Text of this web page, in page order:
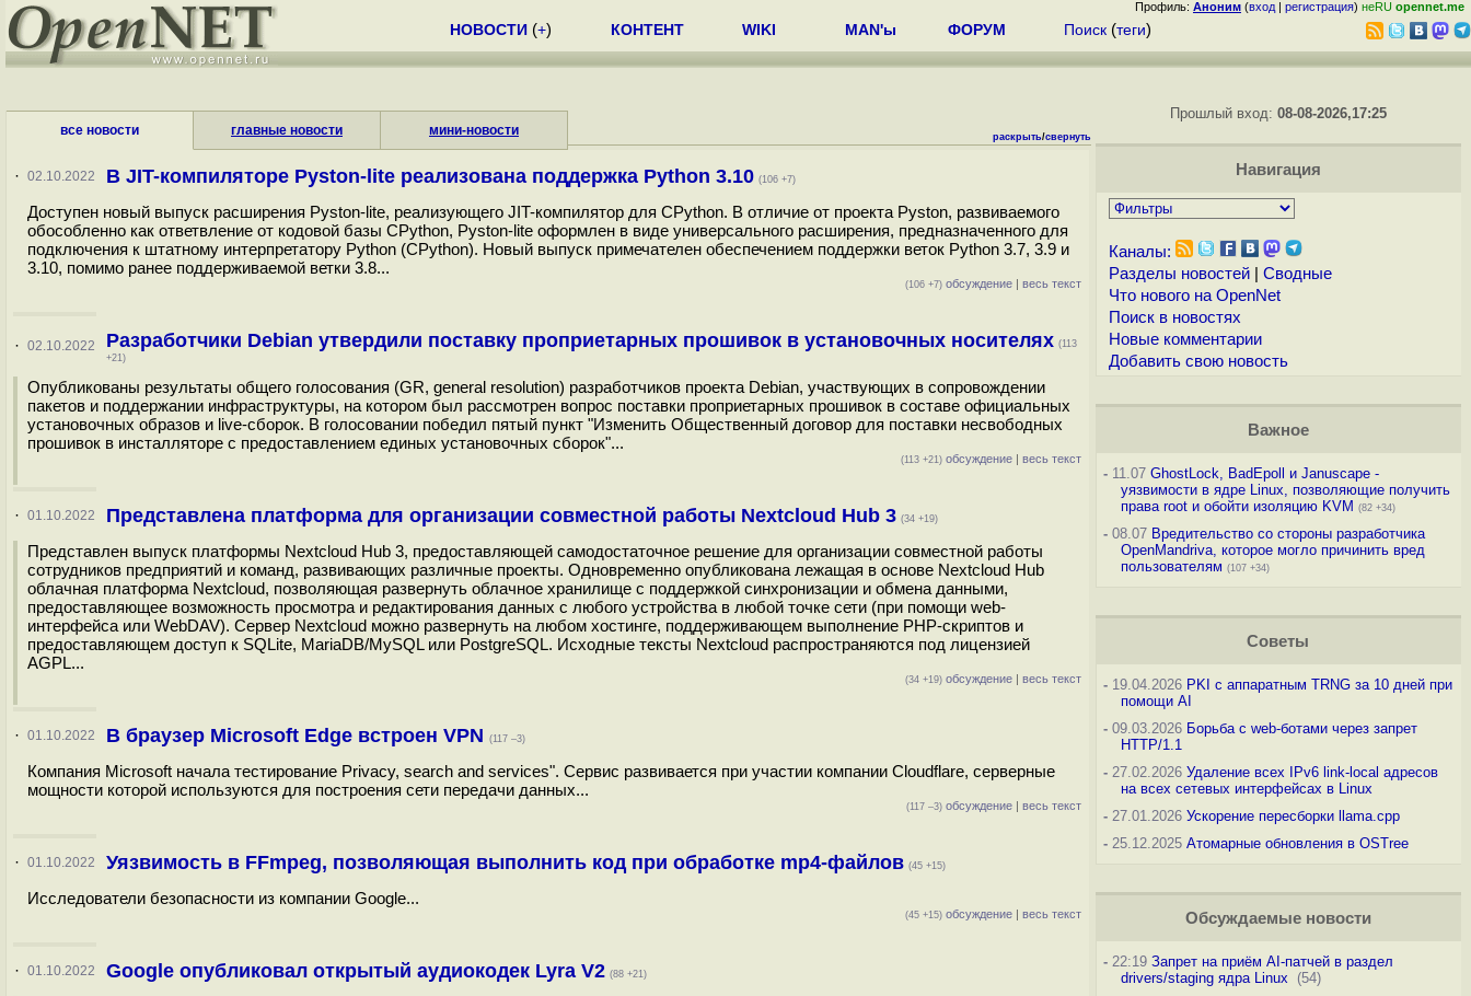
Профиль: Аноним (вход | регистрация) неRU opennet.me
НОВОСТИ (+) КОНТЕНТ WIKI MAN'ы ФОРУМ Поиск (теги)
все новости главные новости мини-новости раскрыть/свернуть
· 02.10.2022 В JIT-компиляторе Pyston-lite реализована поддержка Python 3.10 (106 +7)
Доступен новый выпуск расширения Pyston-lite, реализующего JIT-компилятор для CPython. В отличие от проекта Pyston, развиваемого
обособленно как ответвление от кодовой базы CPython, Pyston-lite оформлен в виде универсального расширения, предназначенного для
подключения к штатному интерпретатору Python (CPython). Новый выпуск примечателен обеспечением поддержки веток Python 3.7, 3.9 и
3.10, помимо ранее поддерживаемой ветки 3.8...
(106 +7) обсуждение | весь текст
· 02.10.2022 Разработчики Debian утвердили поставку проприетарных прошивок в установочных носителях (113
+21)
Опубликованы результаты общего голосования (GR, general resolution) разработчиков проекта Debian, участвующих в сопровождении
пакетов и поддержании инфраструктуры, на котором был рассмотрен вопрос поставки проприетарных прошивок в составе официальных
установочных образов и live-сборок. В голосовании победил пятый пункт "Изменить Общественный договор для поставки несвободных
прошивок в инсталляторе с предоставлением единых установочных сборок"...
(113 +21) обсуждение | весь текст
· 01.10.2022 Представлена платформа для организации совместной работы Nextcloud Hub 3 (34 +19)
Представлен выпуск платформы Nextcloud Hub 3, предоставляющей самодостаточное решение для организации совместной работы
сотрудников предприятий и команд, развивающих различные проекты. Одновременно опубликована лежащая в основе Nextcloud Hub
облачная платформа Nextcloud, позволяющая развернуть облачное хранилище с поддержкой синхронизации и обмена данными,
предоставляющее возможность просмотра и редактирования данных с любого устройства в любой точке сети (при помощи web-
интерфейса или WebDAV). Сервер Nextcloud можно развернуть на любом хостинге, поддерживающем выполнение PHP-скриптов и
предоставляющем доступ к SQLite, MariaDB/MySQL или PostgreSQL. Исходные тексты Nextcloud распространяются под лицензией
AGPL...
(34 +19) обсуждение | весь текст
· 01.10.2022 В браузер Microsoft Edge встроен VPN (117 –3)
Компания Microsoft начала тестирование Privacy, search and services". Сервис развивается при участии компании Cloudflare, серверные
мощности которой используются для построения сети передачи данных...
(117 –3) обсуждение | весь текст
· 01.10.2022 Уязвимость в FFmpeg, позволяющая выполнить код при обработке mp4-файлов (45 +15)
Исследователи безопасности из компании Google...
(45 +15) обсуждение | весь текст
· 01.10.2022 Google опубликовал открытый аудиокодек Lyra V2 (88 +21)
Прошлый вход:08-08-2026,17:25
Навигация
Каналы:
Разделы новостей| Сводные
Что нового на OpenNet
Поиск в новостях
Новые комментарии
Добавить свою новость
Важное
-11.07 GhostLock, BadEpoll и Januscape -
уязвимости в ядре Linux, позволяющие получить
права root и обойти изоляцию KVM (82 +34)
-08.07 Вредительство со стороны разработчика
OpenMandriva, которое могло причинить вред
пользователям (107 +34)
Советы
-19.04.2026 PKI с аппаратным TRNG за 10 дней при
помощи AI
-09.03.2026 Борьба с web-ботами через запрет
HTTP/1.1
-27.02.2026 Удаление всех IPv6 link-local адресов
на всех сетевых интерфейсах в Linux
-27.01.2026 Ускорение пересборки llama.cpp
-25.12.2025 Атомарные обновления в OSTree
Обсуждаемые новости
-22:19 Запрет на приём AI-патчей в раздел
drivers/staging ядра Linux
(54)